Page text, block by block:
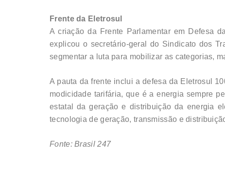
Frente da Eletrosul
A criação da Frente Parlamentar em Defesa
explicou o secretário-geral do Sindicato dos
segmentar a luta para mobilizar as categorias,
A pauta da frente inclui a defesa da Eletrosul
modicidade tarifária, que é a energia sempre
estatal da geração e distribuição da energia
tecnologia de geração, transmissão e
Fonte: Brasil 247